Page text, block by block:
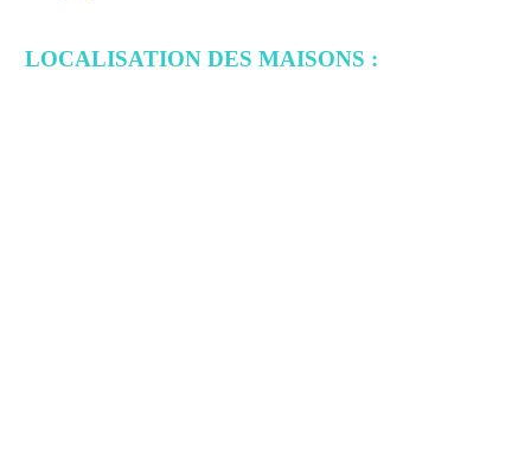
LOCALISATION DES MAISONS :